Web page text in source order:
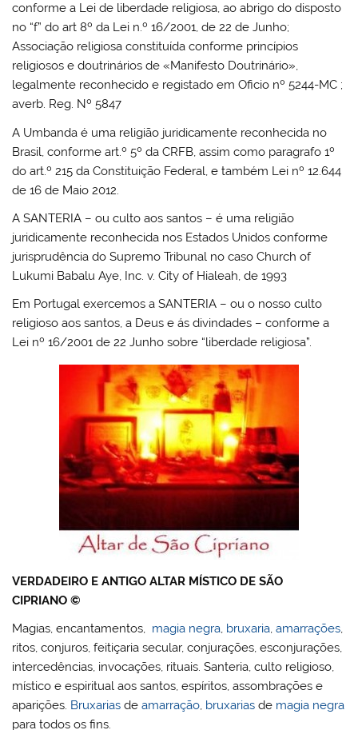
conforme a Lei de liberdade religiosa, ao abrigo do disposto
no “f” do art 8º da Lei n.º 16/2001, de 22 de Junho;
Associação religiosa constituída conforme princípios
religiosos e doutrinários de «Manifesto Doutrinário»,
legalmente reconhecido e registado em Oficio nº 5244-MC ;
averb. Reg. Nº 5847
A Umbanda é uma religião juridicamente reconhecida no
Brasil, conforme art.º 5º da CRFB, assim como paragrafo 1º
do art.º 215 da Constituição Federal, e também Lei nº 12.644
de 16 de Maio 2012.
A SANTERIA – ou culto aos santos – é uma religião
juridicamente reconhecida nos Estados Unidos conforme
jurisprudência do Supremo Tribunal no caso Church of
Lukumi Babalu Aye, Inc. v. City of Hialeah, de 1993
Em Portugal exercemos a SANTERIA – ou o nosso culto
religioso aos santos, a Deus e ás divindades – conforme a
Lei nº 16/2001 de 22 Junho sobre “liberdade religiosa”.
VERDADEIRO E ANTIGO ALTAR MÍSTICO DE SÃO
CIPRIANO ©
Magias, encantamentos, magia negra, bruxaria,amarrações,
ritos, conjuros, feitiçaria secular, conjurações, esconjurações,
intercedências, invocações, rituais. Santeria, culto religioso,
místico e espiritual aos santos, espíritos, assombrações e
aparições. Bruxarias deamarração, bruxarias de magia negra
para todos os fins.